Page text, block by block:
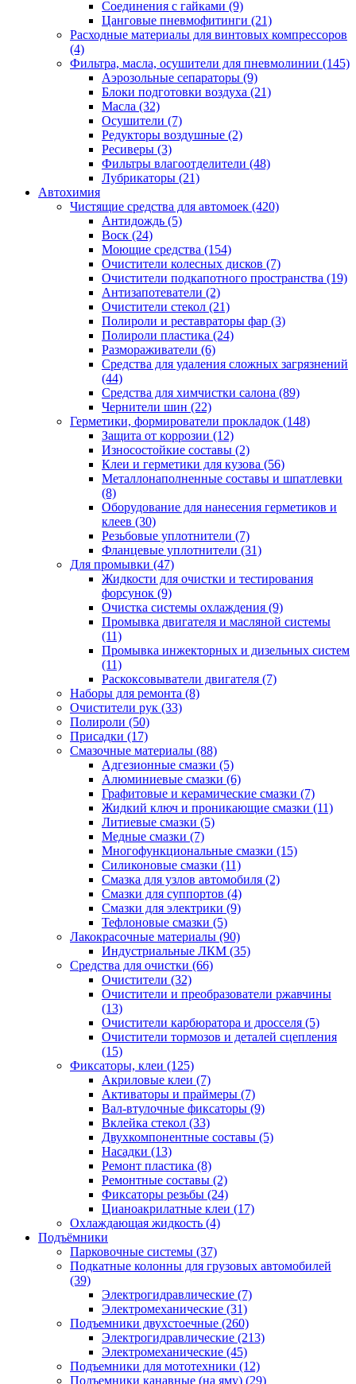
Соединения с гайками (9)
Цанговые пневмофитинги (21)
Расходные материалы для винтовых компрессоров
(4)
Фильтра, масла, осушители для пневмолинии (145)
Аэрозольные сепараторы (9)
Блоки подготовки воздуха (21)
Масла (32)
Осушители (7)
Редукторы воздушные (2)
Ресиверы (3)
Фильтры влагоотделители (48)
Лубрикаторы (21)
Автохимия
Чистящие средства для автомоек (420)
Антидождь (5)
Воск (24)
Моющие средства (154)
Очистители колесных дисков (7)
Очистители подкапотного пространства (19)
Антизапотеватели (2)
Очистители стекол (21)
Полироли и реставраторы фар (3)
Полироли пластика (24)
Размораживатели (6)
Средства для удаления сложных загрязнений
(44)
Средства для химчистки салона (89)
Чернители шин (22)
Герметики, формирователи прокладок (148)
Защита от коррозии (12)
Износостойкие составы (2)
Клеи и герметики для кузова (56)
Металлонаполненные составы и шпатлевки
(8)
Оборудование для нанесения герметиков и
клеев (30)
Резьбовые уплотнители (7)
Фланцевые уплотнители (31)
Для промывки (47)
Жидкости для очистки и тестирования
форсунок (9)
Очистка системы охлаждения (9)
Промывка двигателя и масляной системы
(11)
Промывка инжекторных и дизельных систем
(11)
Раскоксовыватели двигателя (7)
Наборы для ремонта (8)
Очистители рук (33)
Полироли (50)
Присадки (17)
Смазочные материалы (88)
Адгезионные смазки (5)
Алюминиевые смазки (6)
Графитовые и керамические смазки (7)
Жидкий ключ и проникающие смазки (11)
Литиевые смазки (5)
Медные смазки (7)
Многофункциональные смазки (15)
Силиконовые смазки (11)
Смазка для узлов автомобиля (2)
Смазки для суппортов (4)
Смазки для электрики (9)
Тефлоновые смазки (5)
Лакокрасочные материалы (90)
Индустриальные ЛКМ (35)
Средства для очистки (66)
Очистители (32)
Очистители и преобразователи ржавчины
(13)
Очистители карбюратора и дросселя (5)
Очистители тормозов и деталей сцепления
(15)
Фиксаторы, клеи (125)
Акриловые клеи (7)
Активаторы и праймеры (7)
Вал-втулочные фиксаторы (9)
Вклейка стекол (33)
Двухкомпонентные составы (5)
Насадки (13)
Ремонт пластика (8)
Ремонтные составы (2)
Фиксаторы резьбы (24)
Цианоакрилатные клеи (17)
Охлаждающая жидкость (4)
Подъёмники
Парковочные системы (37)
Подкатные колонны для грузовых автомобилей
(39)
Электрогидравлические (7)
Электромеханические (31)
Подъемники двухстоечные (260)
Электрогидравлические (213)
Электромеханические (45)
Подъемники для мототехники (12)
Подъемники канавные (на яму) (29)